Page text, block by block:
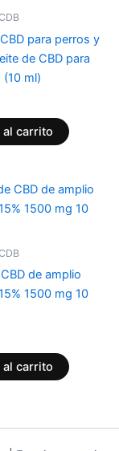
para perros y
de CBD para
ml)
al carrito
de amplio
1500 mg 10
al carrito